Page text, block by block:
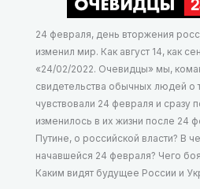
24 февраля, день вторжения
изменил мир. Как август 14, как
«24/02/2022. Очевидцы» мы,
свидетельства обычных людей о
чувствовали 24 февраля и сразу
изменилось в их жизни после 24
Путине, о российской власти? В
начавшейся 24 февраля? Чего
Каким видят будущее России и